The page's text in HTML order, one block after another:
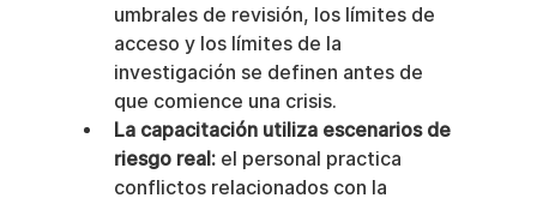
umbrales de revisión, los límites de
acceso y los límites de la
investigación se definen antes de
que comience una crisis.
La capacitación utiliza escenarios de
riesgo real: el personal practica
conflictos relacionados con la